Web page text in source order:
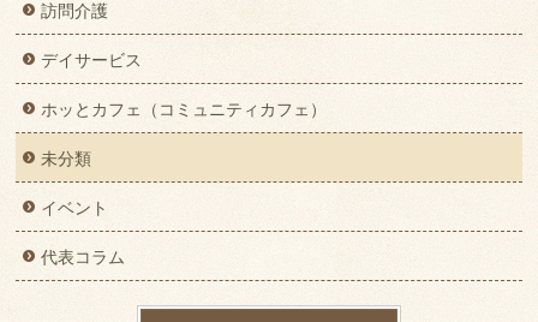
訪問介護
デイサービス
ホッとカフェ（コミュニティカフェ）
未分類
イベント
代表コラム